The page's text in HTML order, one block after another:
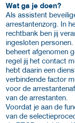
Wat ga je doen?
Als assistent
arrestantenzorg. In
rechtbank ben jij
ingesloten
beheert afgenomen
regel jij het contact
hebt daarin een
verbindende factor
voor de
van de arrestanten.
Voordat je aan de
van de